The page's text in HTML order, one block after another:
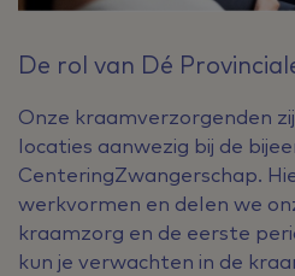
De rol van Dé
Onze kraamverzorgenden
locaties aanwezig bij de
CenteringZwangerschap.
werkvormen en delen we
kraamzorg en de eerste
kun je verwachten in de